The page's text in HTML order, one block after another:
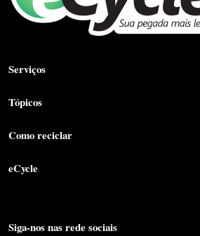
Serviços
Tópicos
Como reciclar
eCycle
Siga-nos nas rede sociais